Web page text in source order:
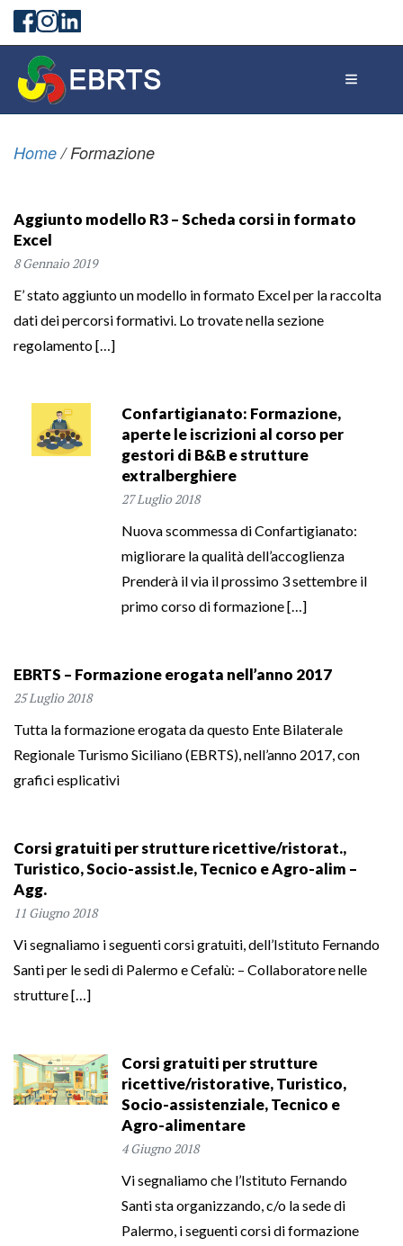
Home/Formazione
Aggiunto modello R3 – Scheda corsi in formato
Excel
8 Gennaio 2019
E’ stato aggiunto un modello in formato Excel per la raccolta
dati dei percorsi formativi. Lo trovate nella sezione
regolamento […]
Confartigianato: Formazione,
aperte le iscrizioni al corso per
gestori di B&B e strutture
extralberghiere
27 Luglio 2018
Nuova scommessa di Confartigianato:
migliorare la qualità dell’accoglienza
Prenderà il via il prossimo 3 settembre il
primo corso di formazione […]
EBRTS – Formazione erogata nell’anno 2017
25 Luglio 2018
Tutta la formazione erogata da questo Ente Bilaterale
Regionale Turismo Siciliano (EBRTS), nell’anno 2017, con
grafici esplicativi
Corsi gratuiti per strutture ricettive/ristorat.,
Turistico, Socio-assist.le, Tecnico e Agro-alim –
Agg.
11 Giugno 2018
Vi segnaliamo i seguenti corsi gratuiti, dell’Istituto Fernando
Santi per le sedi di Palermo e Cefalù: – Collaboratore nelle
strutture […]
Corsi gratuiti per strutture
ricettive/ristorative, Turistico,
Socio-assistenziale, Tecnico e
Agro-alimentare
4 Giugno 2018
Vi segnaliamo che l’Istituto Fernando
Santi sta organizzando, c/o la sede di
Palermo, i seguenti corsi di formazione